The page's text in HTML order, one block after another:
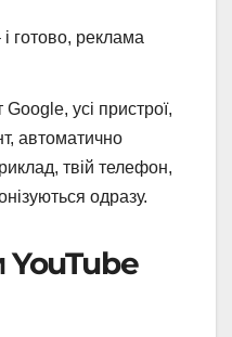
готово, реклама
усі пристрої,
автоматично
твій телефон,
одразу.
YouTube